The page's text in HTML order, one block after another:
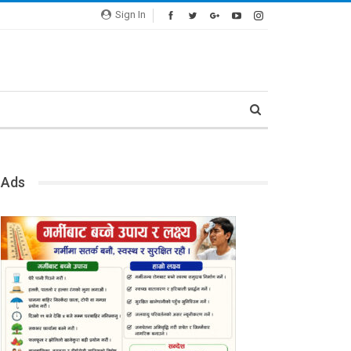
Sign In
Ads